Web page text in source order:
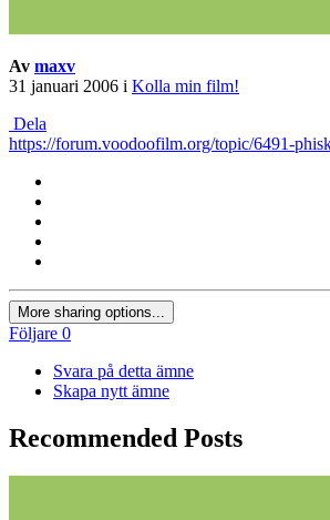
Av maxv
31 januari 2006 i Kolla min film!
Dela
https://forum.voodoofilm.org/topic/6491-
More sharing options...
Följare 0
Svara på detta ämne
Skapa nytt ämne
Recommended Posts